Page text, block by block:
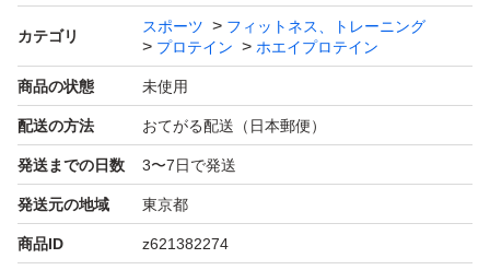
カテゴリ
スポーツ
フィットネス、トレーニング
プロテイン
ホエイプロテイン
商品の状態 未使用
配送の方法 おてがる配送（日本郵便）
発送までの日数 3〜7日で発送
発送元の地域 東京都
商品ID z621382274